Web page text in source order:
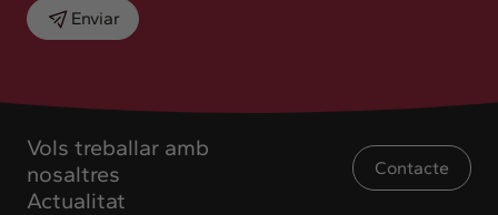
Vols treballar amb
nosaltres
Actualitat
Contacte
Enviar